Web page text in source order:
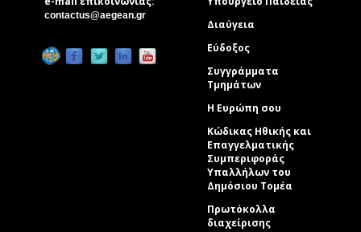
contactus@aegean.gr
Διαύγεια
Εύδοξος
Συγγράμματα
Τμημάτων
Η Ευρώπη σου
Κώδικας Ηθικής και
Επαγγελματικής
Συμπεριφοράς
Υπαλλήλων του
Δημόσιου Τομέα
Πρωτόκολλα
διαχείρισης